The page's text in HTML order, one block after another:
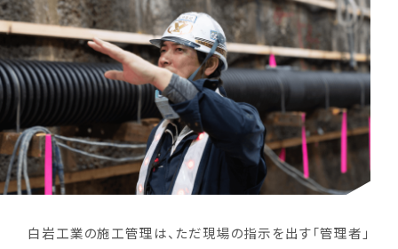
白岩工業の施工管理は、ただ現場の指示を出す「管理者」